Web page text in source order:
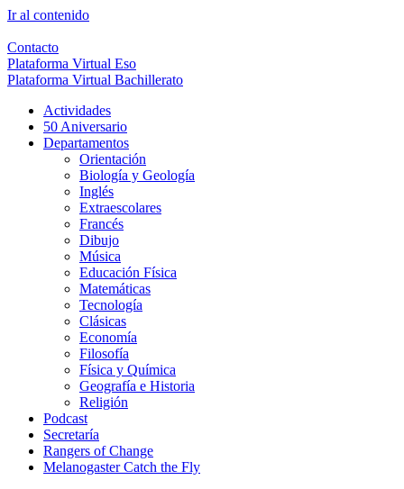
Ir al contenido
Contacto
Plataforma Virtual Eso
Plataforma Virtual Bachillerato
Actividades
50 Aniversario
Departamentos
Orientación
Biología y Geología
Inglés
Extraescolares
Francés
Dibujo
Música
Educación Física
Matemáticas
Tecnología
Clásicas
Economía
Filosofía
Física y Química
Geografía e Historia
Religión
Podcast
Secretaría
Rangers of Change
Melanogaster Catch the Fly